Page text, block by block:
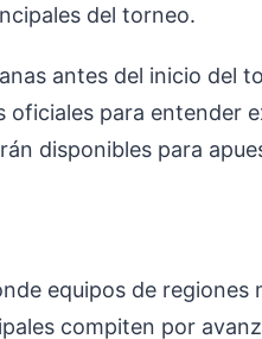
del torneo.
antes del inicio del
para entender
disponibles para
equipos de regiones
compiten por